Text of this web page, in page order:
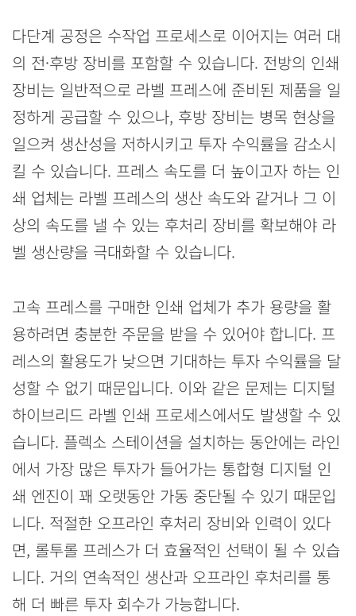
다단계 공정은 수작업 프로세스로 이어지는 여러 대
의 전·후방 장비를 포함할 수 있습니다. 전방의 인쇄
장비는 일반적으로 라벨 프레스에 준비된 제품을 일
정하게 공급할 수 있으나, 후방 장비는 병목 현상을
일으켜 생산성을 저하시키고 투자 수익률을 감소시
킬 수 있습니다. 프레스 속도를 더 높이고자 하는 인
쇄 업체는 라벨 프레스의 생산 속도와 같거나 그 이
상의 속도를 낼 수 있는 후처리 장비를 확보해야 라
벨 생산량을 극대화할 수 있습니다.
고속 프레스를 구매한 인쇄 업체가 추가 용량을 활
용하려면 충분한 주문을 받을 수 있어야 합니다. 프
레스의 활용도가 낮으면 기대하는 투자 수익률을 달
성할 수 없기 때문입니다. 이와 같은 문제는 디지털
하이브리드 라벨 인쇄 프로세스에서도 발생할 수 있
습니다. 플렉소 스테이션을 설치하는 동안에는 라인
에서 가장 많은 투자가 들어가는 통합형 디지털 인
쇄 엔진이 꽤 오랫동안 가동 중단될 수 있기 때문입
니다. 적절한 오프라인 후처리 장비와 인력이 있다
면, 롤투롤 프레스가 더 효율적인 선택이 될 수 있습
니다. 거의 연속적인 생산과 오프라인 후처리를 통
해 더 빠른 투자 회수가 가능합니다.